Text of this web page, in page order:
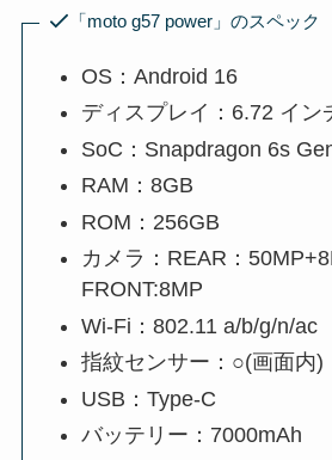
「moto g57 power」のスペック
OS：Android 16
ディスプレイ：6.72 イン
SoC：Snapdragon 6s
RAM：8GB
ROM：256GB
カメラ：REAR：
FRONT:8MP
Wi-Fi：802.11 a/b/g/n/ac
指紋センサー：○(画面内)
USB：Type-C
バッテリー：7000mAh